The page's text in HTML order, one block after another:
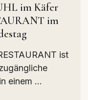
im Käfer
im
ist
einem ...